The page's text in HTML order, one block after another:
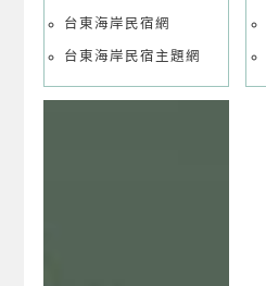
台東海岸民宿網
台東海岸民宿主題網